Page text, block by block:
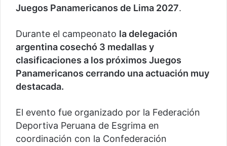
Juegos Panamericanos de Lima 2027.
Durante el campeonato la delegación
argentina cosechó 3 medallas y
clasificaciones a los próximos Juegos
Panamericanos cerrando una actuación muy
destacada.
El evento fue organizado por la Federación
Deportiva Peruana de Esgrima en
coordinación con la Confederación